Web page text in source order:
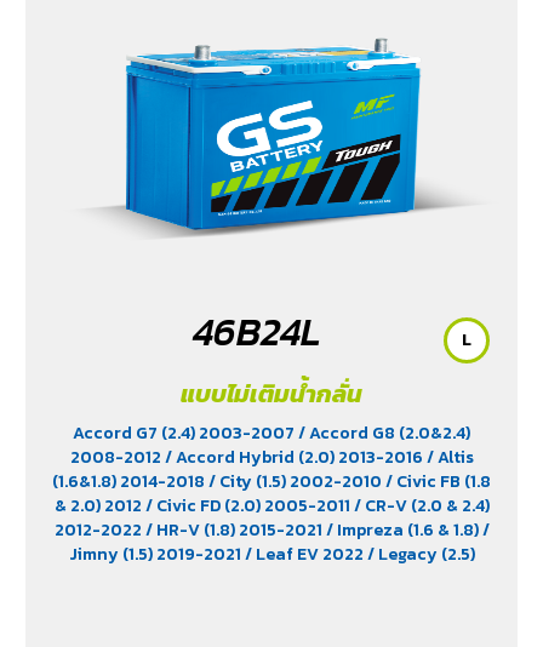
46B24L
แบบไม่เติมน้ำกลั่น
Accord G7 (2.4) 2003-2007/ Accord G8 (2.0&2.4)
2008-2012/ Accord Hybrid (2.0) 2013-2016/ Altis
(1.6&1.8) 2014-2018/ City (1.5) 2002-2010/ Civic FB (1.8
& 2.0) 2012/ Civic FD (2.0) 2005-2011/ CR-V (2.0 & 2.4)
2012-2022/ HR-V (1.8) 2015-2021/ Impreza (1.6 & 1.8)/
Jimny (1.5) 2019-2021/ Leaf EV 2022/ Legacy (2.5)
L